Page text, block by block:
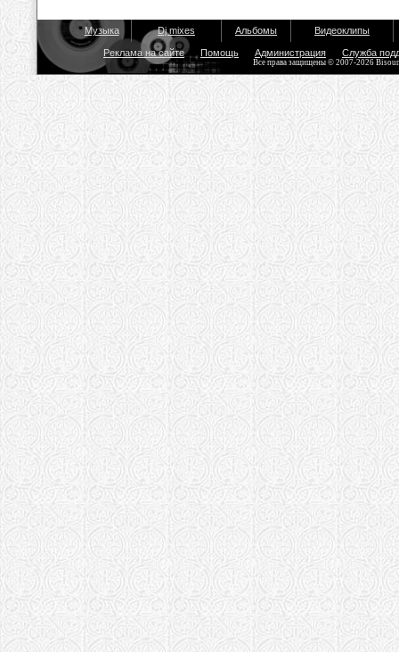
Музыка Dj mixes Альбомы Видеоклипы
Реклама на сайте Помощь Администрация Служба
Все права защищены © 2007-2026